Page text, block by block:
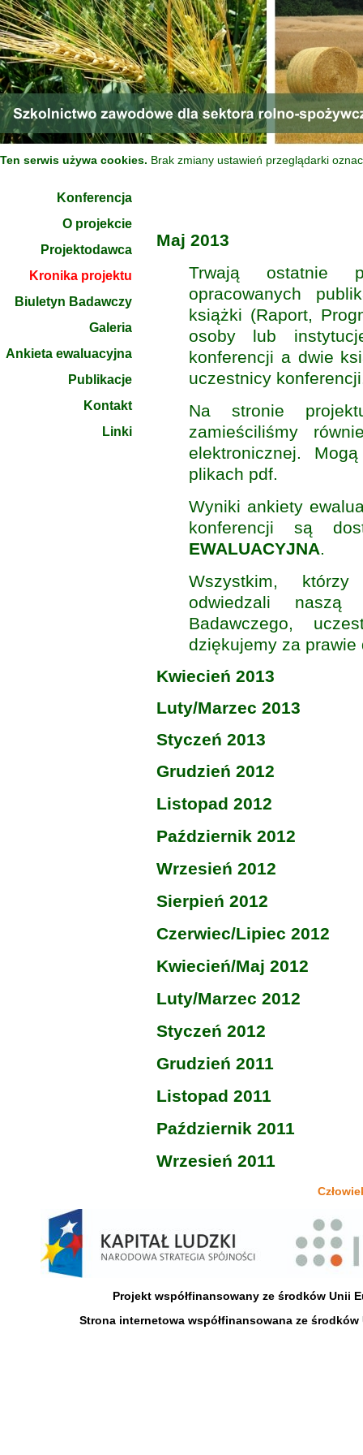
Ten serwis używa cookies. Brak zmiany ustawień przeglądarki
Konferencja
O projekcie
Projektodawca
Kronika projektu
Biuletyn Badawczy
Galeria
Ankieta ewaluacyjna
Publikacje
Kontakt
Linki
Maj 2013
Trwają ostatnie
opracowanych
książki (Raport,
osoby lub
konferencji a dwie
uczestnicy
Na stronie
zamieściliśmy
elektronicznej.
plikach pdf.
Wyniki ankiety
konferencji są
EWALUACYJNA.
Wszystkim,
odwiedzali naszą
Badawczego,
dziękujemy za prawie
Kwiecień 2013
Luty/Marzec 2013
Styczeń 2013
Grudzień 2012
Listopad 2012
Październik 2012
Wrzesień 2012
Sierpień 2012
Czerwiec/Lipiec 2012
Kwiecień/Maj 2012
Luty/Marzec 2012
Styczeń 2012
Grudzień 2011
Listopad 2011
Październik 2011
Wrzesień 2011
Projekt współfinansowany ze środków Unii
Strona internetowa współfinansowana ze